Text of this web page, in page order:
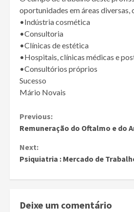
oportunidades em áreas diversas,
•Indústria cosmética
•Consultoria
•Clínicas de estética
•Hospitais, clínicas médicas e
•Consultórios próprios
Sucesso
Mário Novais
Continue
Reading
Previous:
Remuneração do Oftalmo e do
Next:
Psiquiatria : Mercado de
Deixe um comentário